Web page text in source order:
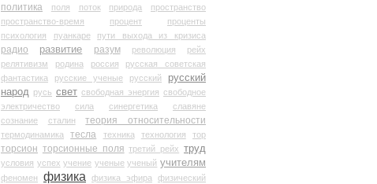
политика
поля поток природа
пространство
пространство-время
процент
проценты
психология
пуанкаре пути выхода из кризиса
радио развитие разум революция
рейх
релятивизм
родина россия
русская советская
фантастика
русские ученые русский
русский
народ русь свет свободная энергия свободное
электричество
сила синергетика
славяне
сознание
сталин теория относительности
термодинамика тесла техника технология тор
торсион торсионные поля третий рейх труд
условия успех учение ученые ученый учителям
феномен физика физика эфира
физический